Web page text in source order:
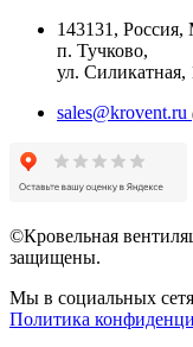
143131,
п. Тучково,
ул. Силикатная,
sales@krovent.ru
©Кровельная
защищены.
Мы в социальных
Политика